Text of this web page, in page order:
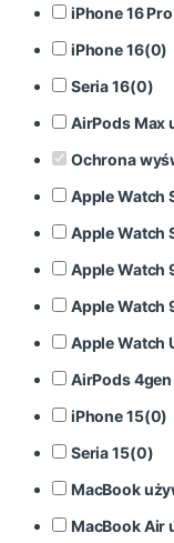
iPhone 16 Pro
iPhone 16(0)
Seria 16(0)
AirPods Max
Ochrona
Apple Watch
Apple Watch
Apple Watch
Apple Watch
Apple Watch
AirPods
iPhone 15(0)
Seria 15(0)
MacBook
MacBook Air